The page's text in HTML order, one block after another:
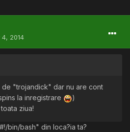
2014
de "trojandick" dar nu are cont
la inregistrare
)
ziua!
bin/bash" din loca?ia ta?